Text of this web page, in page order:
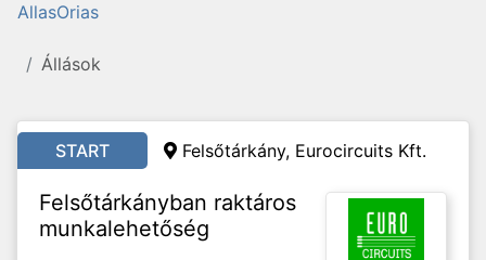
AllasOrias
Állások
START Felsőtárkány, Eurocircuits Kft.
Felsőtárkányban raktáros
munkalehetőség